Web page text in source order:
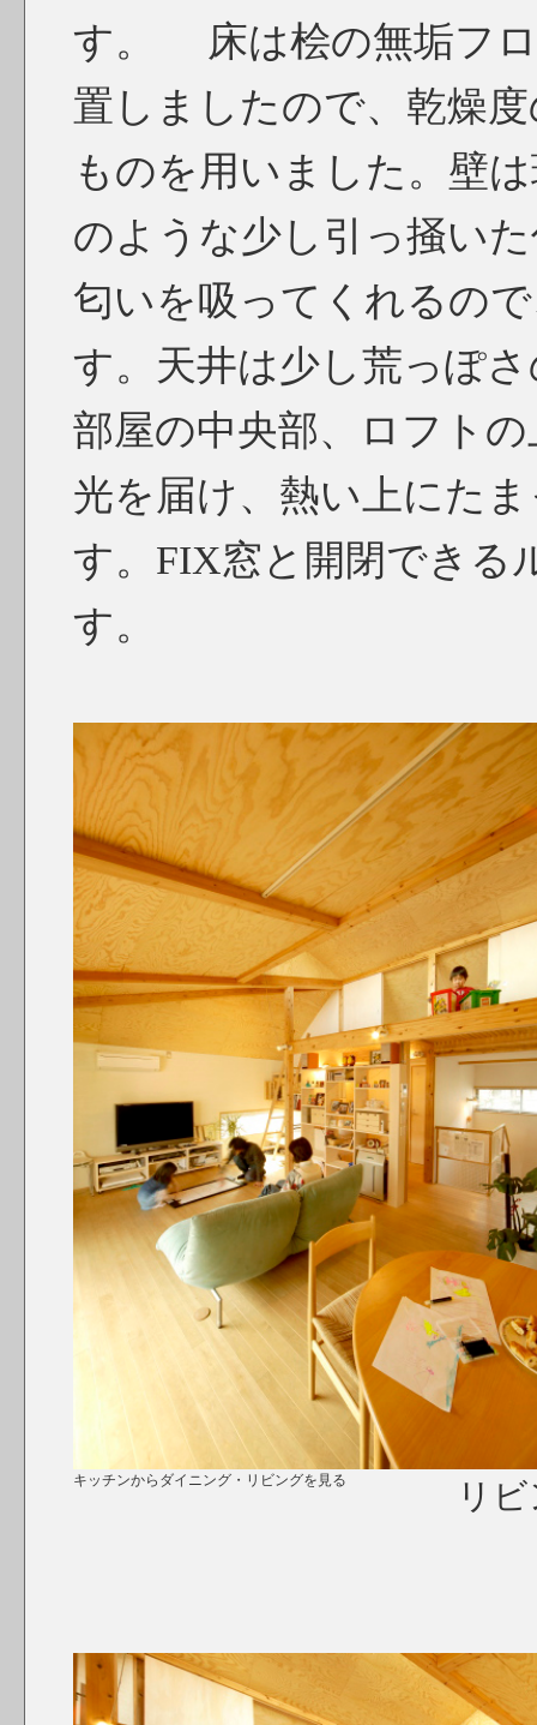
す。 床は桧の無垢フロ
置しましたので、乾燥
ものを用いました。壁
のような少し引っ掻い
匂いを吸ってくれるの
す。天井は少し荒っぽ
部屋の中央部、ロフト
光を届け、熱い上にた
す。FIX窓と開閉できる
す。
キッチンからダイニング・リビングを見る リ